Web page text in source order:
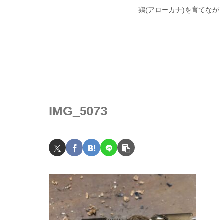
鶏(アローカナ)を育てな
IMG_5073